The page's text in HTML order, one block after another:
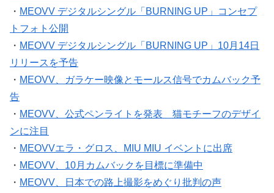
・ MEOVV デジタルシングル「BURNING UP」コンセプ
トフォト公開
・ MEOVV デジタルシングル「BURNING UP」10月14日
リリースを予告
・ MEOVV、ガラケー映像とモールス信号でカムバック予
告
・ MEOVV、公式ペンライトを発表 猫モチーフのデザイ
ンに注目
・ MEOVVエラ・グロス、MIU MIU イベントに出席
・ MEOVV、10月カムバックを目標に準備中
・ MEOVV、日本での路上撮影をめぐり批判の声